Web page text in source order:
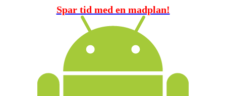
Spar tid med en madplan!